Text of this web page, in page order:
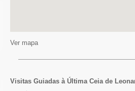
Ver mapa
Visitas Guiadas à Última Ceia de